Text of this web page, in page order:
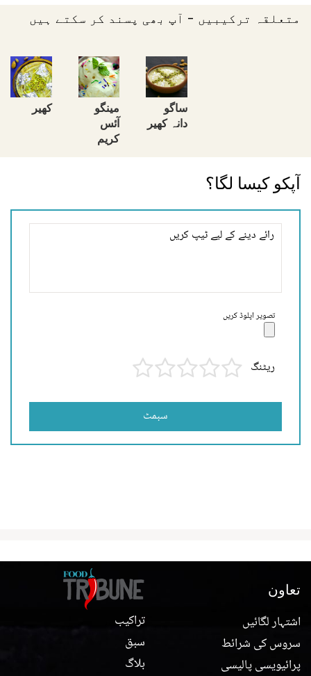
متعلقہ ترکیبیں - آپ بھی پسند کر سکتے ہیں
کھیر
مینگو
آئس
کریم
ساگو
دانہ کھیر
آپکو کیسا لگا؟
تصویر اپلوڈ کریں
ریٹنگ
سبمٹ
تراکیب
سبق
بلاگ
تعاون
اشتہار لگائیں
سروس کی شرائط
پرائیویسی پالیسی